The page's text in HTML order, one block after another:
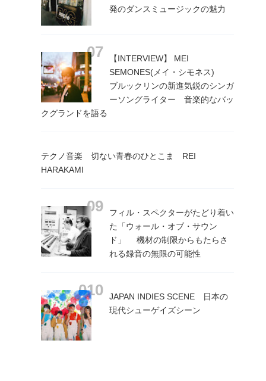
発のダンスミュージックの魅力
【INTERVIEW】 MEI
SEMONES(メイ・シモネス)
ブルックリンの新進気鋭のシンガ
ーソングライター 音楽的なバッ
クグランドを語る
テクノ音楽 切ない青春のひとこま REI
HARAKAMI
フィル・スペクターがたどり着い
た「ウォール・オブ・サウン
ド」 機材の制限からもたらさ
れる録音の無限の可能性
JAPAN INDIES SCENE 日本の
現代シューゲイズシーン